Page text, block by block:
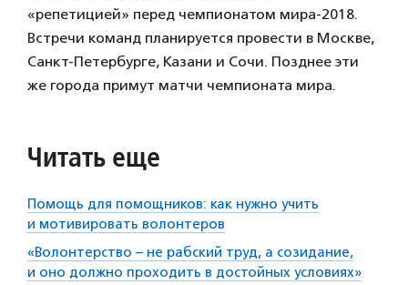
«репетицией» перед чемпионатом мира-2018.
Встречи команд планируется провести в Москве,
Санкт-Петербурге, Казани и Сочи. Позднее эти
же города примут матчи чемпионата мира.
Читать еще
Помощь для помощников: как нужно учить
и мотивировать волонтеров
«Волонтерство – не рабский труд, а созидание,
и оно должно проходить в достойных условиях»